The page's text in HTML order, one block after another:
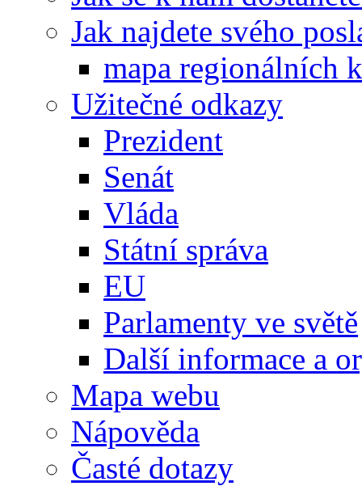
Jak najdete svého
mapa regionálních
Užitečné odkazy
Prezident
Senát
Vláda
Státní správa
EU
Parlamenty ve světě
Další informace a
Mapa webu
Nápověda
Časté dotazy